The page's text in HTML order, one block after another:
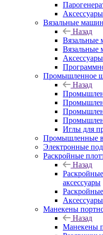
Вязальные
Назад
Вязальные
Промышленное
Назад
Иглы для
Промышленные
Электронные
Раскройные
Назад
аксессуары
Манекены
Назад
Манекены